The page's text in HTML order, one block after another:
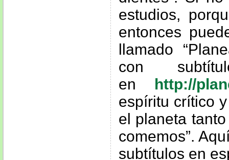
estudios,
entonces
llamado
con
en http://
espíritu crítico
el planeta
comemos”.
subtítulos en